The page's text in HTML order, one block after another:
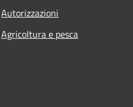
Autorizzazioni
Agricoltura e pesca